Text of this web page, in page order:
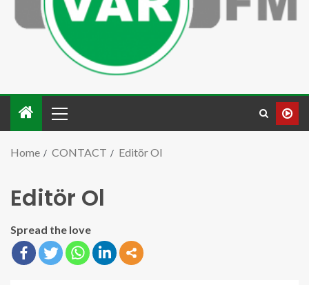
Home CONTACT Editör Ol
Editör Ol
Spread the love